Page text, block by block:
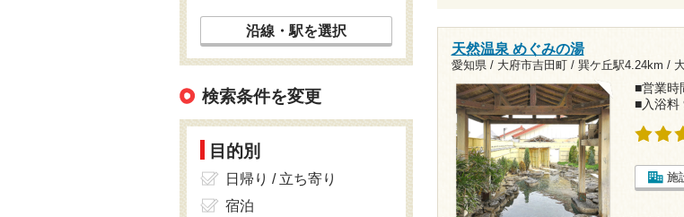
天然温泉 めぐみの湯
愛知県 / 大府市吉田町 / 巽ケ丘駅4.24km /
■営業時
■入浴料
施
沿線・駅を選択
検索条件を変更
目的別
日帰り / 立ち寄り
宿泊